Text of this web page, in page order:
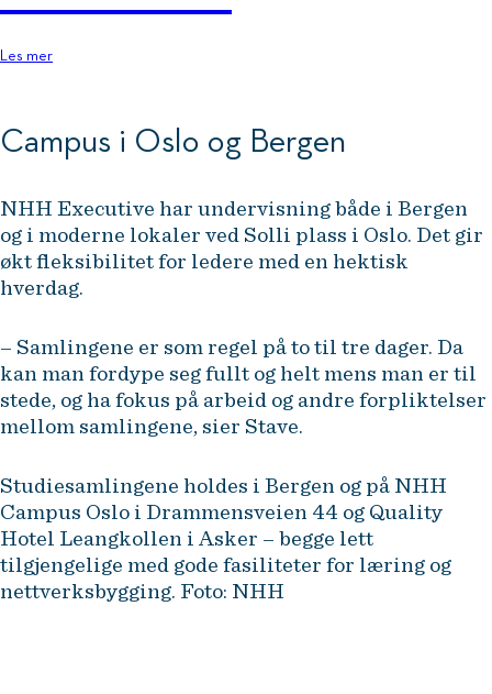
Les mer
Campus i Oslo og Bergen
NHH Executive har undervisning både i Bergen
og i moderne lokaler ved Solli plass i Oslo. Det gir
økt fleksibilitet for ledere med en hektisk
hverdag.
– Samlingene er som regel på to til tre dager. Da
kan man fordype seg fullt og helt mens man er til
stede, og ha fokus på arbeid og andre forpliktelser
mellom samlingene, sier Stave.
Studiesamlingene holdes i Bergen og på NHH
Campus Oslo i Drammensveien 44 og Quality
Hotel Leangkollen i Asker – begge lett
tilgjengelige med gode fasiliteter for læring og
nettverksbygging. Foto: NHH